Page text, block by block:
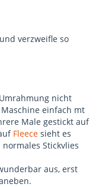
verzweifle so
nicht
einfach mt
Male gestickt auf
Fleece sieht es
Stickvlies
aus, erst